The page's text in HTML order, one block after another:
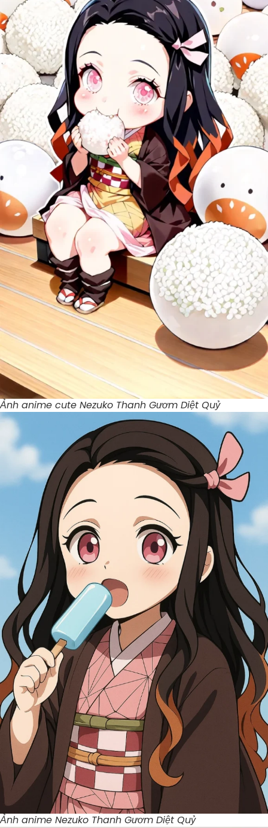
Ảnh anime cute Nezuko Thanh Gươm Diệt Quỷ
Ảnh anime Nezuko Thanh Gươm Diệt Quỷ